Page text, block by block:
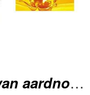
Machine voor het maken van aardnootolie | Pinda-olie persmachine